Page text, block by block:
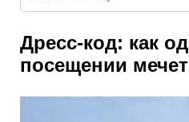
Дресс-код: как
посещении